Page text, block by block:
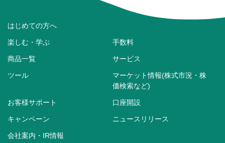
はじめての方へ
楽しむ・学ぶ 手数料
商品一覧 サービス
ツール
マーケット情報(株式市況・株
価検索など)
お客様サポート 口座開設
キャンペーン ニュースリリース
会社案内・IR情報